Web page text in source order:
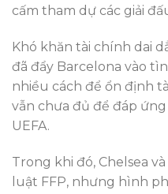
cấm tham dự các giải
Khó khăn tài chính dai
đã đẩy Barcelona vào
nhiều cách để ổn định
vẫn chưa đủ để đáp
UEFA.
Trong khi đó, Chelsea
luật FFP, nhưng hình